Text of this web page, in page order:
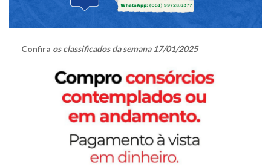
Confira os classificados da semana 17/01/2025